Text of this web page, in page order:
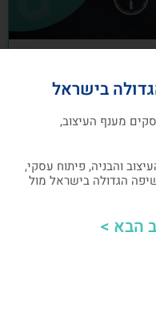
לעסקים מענף
המהווה מפת דרכים
05/07/2023
בישראל
מענף העיצוב,
העיצוב והבניה, פיתוח עסקי,
הגדולה בישראל מול
הבא >